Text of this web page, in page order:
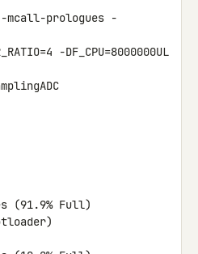
-mcall-prologues -
-DF_CPU=8000000UL
(91.9% Full)